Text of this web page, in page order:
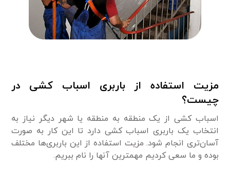
مزیت استفاده از باربری اسباب کشی در
چیست؟
اسباب کشی از یک منطقه به منطقه یا شهر دیگر نیاز به
انتخاب یک باربری اسباب کشی دارد تا این کار به صورت
آسان‌تری انجام شود. مزیت استفاده از این باربری‌ها مختلف
بوده و ما سعی کردیم مهمترین آنها را نام ببریم.